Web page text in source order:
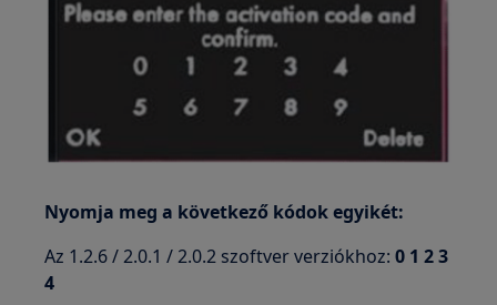
Nyomja meg a következő kódok egyikét:
Az 1.2.6 / 2.0.1 / 2.0.2 szoftver verziókhoz:0 1 2 3
4